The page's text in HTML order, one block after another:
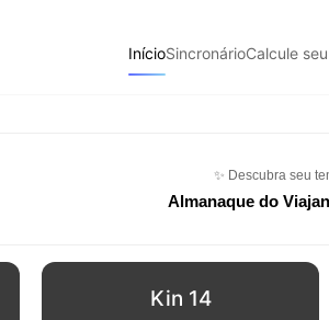
InícioSincronárioCalcule
✨ Descubra seu
Almanaque do
Kin 14